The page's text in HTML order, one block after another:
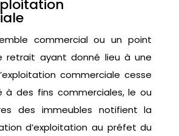
commercial ou un point
retrait ayant donné lieu à une
commerciale cesse
à des fins commerciales, le ou
des immeubles notifient la
d’exploitation au préfet du